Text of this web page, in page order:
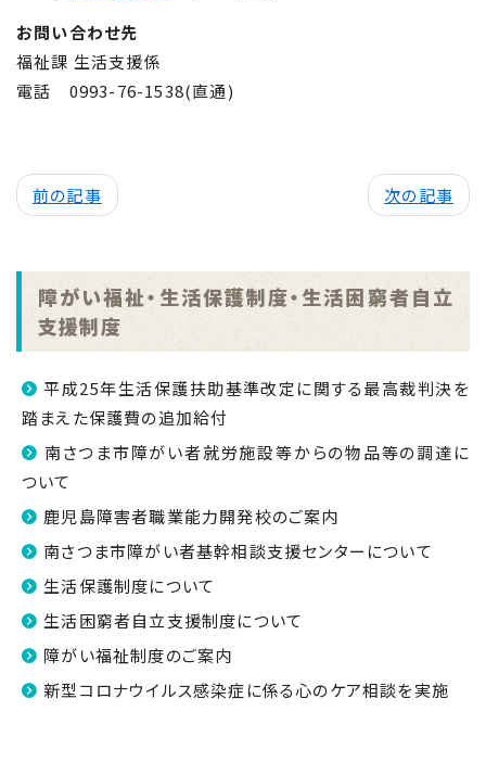
お問い合わせ先
福祉課 生活支援係
電話 0993-76-1538(直通)
前の記事 次の記事
障がい福祉・生活保護制度・生活困窮者自立
支援制度
平成25年生活保護扶助基準改定に関する最高裁判決を
踏まえた保護費の追加給付
南さつま市障がい者就労施設等からの物品等の調達に
ついて
鹿児島障害者職業能力開発校のご案内
南さつま市障がい者基幹相談支援センターについて
生活保護制度について
生活困窮者自立支援制度について
障がい福祉制度のご案内
新型コロナウイルス感染症に係る心のケア相談を実施